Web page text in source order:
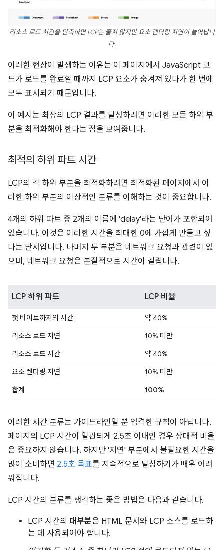
리소스 로드 시간을 단축하면 LCP는 줄지 않지만 요소 렌더링 지연이 늘어납니
다.
이러한 현상이 발생하는 이유는 이 페이지에서 JavaScript 코
드가 로드를 완료할 때까지 LCP 요소가 숨겨져 있다가 한 번에
모두 표시되기 때문입니다.
이 예시는 최상의 LCP 결과를 달성하려면 이러한 모든 하위 부
분을 최적화해야 한다는 점을 보여줍니다.
최적의 하위 파트 시간
LCP의 각 하위 부분을 최적화하려면 최적화된 페이지에서 이
러한 하위 부분의 이상적인 분류를 이해하는 것이 중요합니다.
4개의 하위 파트 중 2개의 이름에 'delay'라는 단어가 포함되어
있습니다. 이것은 이러한 시간을 최대한 0에 가깝게 만들고 싶
다는 단서입니다. 나머지 두 부분은 네트워크 요청과 관련이 있
으며, 네트워크 요청은 본질적으로 시간이 걸립니다.
LCP 하위 파트 LCP 비율
첫 바이트까지의 시간
약 40%
리소스 로드 지연
10% 미만
리소스 로드 시간
약 40%
요소 렌더링 지연
10% 미만
합계
100%
이러한 시간 분류는 가이드라인일 뿐 엄격한 규칙이 아닙니다.
페이지의 LCP 시간이 일관되게 2.5초 이내인 경우 상대적 비율
은 중요하지 않습니다. 하지만 '지연' 부분에서 불필요한 시간을
많이 소비하면 2.5초 목표를 지속적으로 달성하기가 매우 어려
워집니다.
LCP 시간의 분류를 생각하는 좋은 방법은 다음과 같습니다.
LCP 시간의 대부분은 HTML 문서와 LCP 소스를 로드하
는 데 사용되어야 합니다.